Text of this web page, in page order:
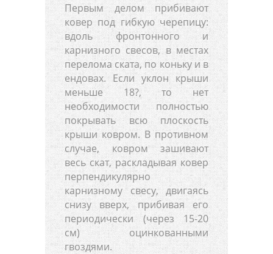
Первым делом прибивают
ковер под гибкую черепицу:
вдоль фронтонного и
карнизного свесов, в местах
перелома ската, по коньку и в
ендовах. Если уклон крыши
меньше 18?, то нет
необходимости полностью
покрывать всю плоскость
крыши ковром. В противном
случае, ковром зашивают
весь скат, раскладывая ковер
перпендикулярно
карнизному свесу, двигаясь
снизу вверх, прибивая его
периодически (через 15-20
см) оцинкованными
гвоздями.